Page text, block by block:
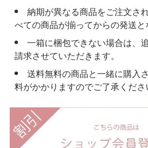
納期が異なる商品をご注文さ
べての商品が揃ってからの発送
一箱に梱包できない場合は、
請求させていただきます。
送料無料の商品と一緒に購入
料がかかりますのでご了承くださ